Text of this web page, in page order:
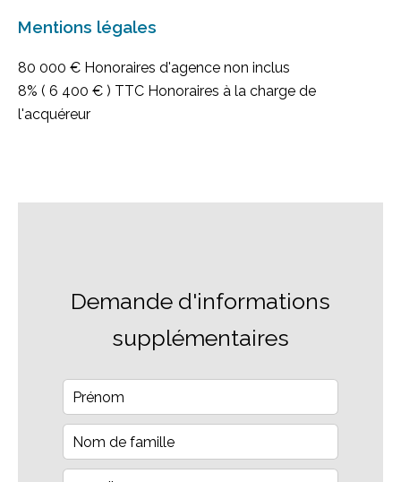
Mentions légales
80 000 € Honoraires d'agence non inclus
8% ( 6 400 € ) TTC Honoraires à la charge de
l'acquéreur
Demande d'informations
supplémentaires